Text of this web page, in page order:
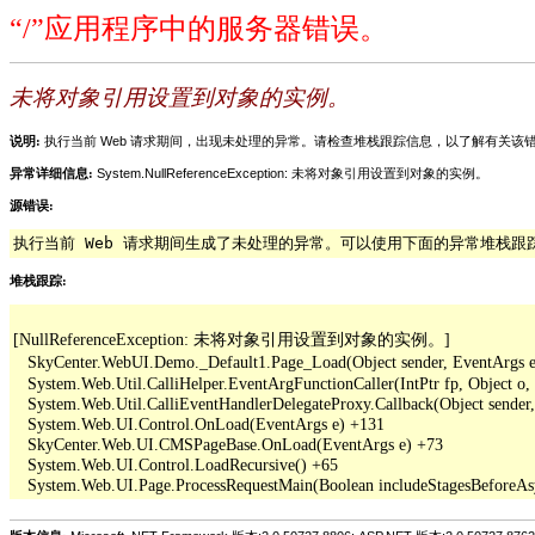
“/”应用程序中的服务器错误。
未将对象引用设置到对象的实例。
说明: 执行当前 Web 请求期间，出现未处理的异常。请检查堆栈跟踪信息，以了解有关该
异常详细信息: System.NullReferenceException: 未将对象引用设置到对象的实例。
源错误:
执行当前 Web 请求期间生成了未处理的异常。可以使用下面的异常堆栈跟
堆栈跟踪:
[NullReferenceException: 未将对象引用设置到对象的实例。]
SkyCenter.WebUI.Demo._Default1.Page_Load(Object sender, EventArgs
System.Web.Util.CalliHelper.EventArgFunctionCaller(IntPtr fp, Object
System.Web.Util.CalliEventHandlerDelegateProxy.Callback(Object
   System.Web.UI.Control.OnLoad(EventArgs e) +131
   SkyCenter.Web.UI.CMSPageBase.OnLoad(EventArgs e) +73
   System.Web.UI.Control.LoadRecursive() +65